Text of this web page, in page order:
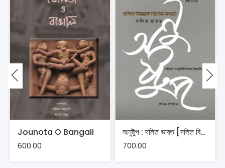
Jounota O Bangali
600.00
অনুষ্টুপ : দলিত ভারত [দলিত বিষয়ক বিশেষ সংখ্যা]
700.00